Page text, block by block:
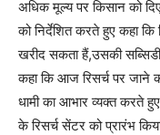
अधिक मूल्य पर किसान को
को निर्देशित करते हुए कहा
खरीद सकता हैं,उसकी
कहा कि आज रिसर्च पर जाने
धामी का आभार व्यक्त करते
के रिसर्च सेंटर को प्रारंभ